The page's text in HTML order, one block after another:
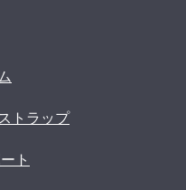
トラップ
ト